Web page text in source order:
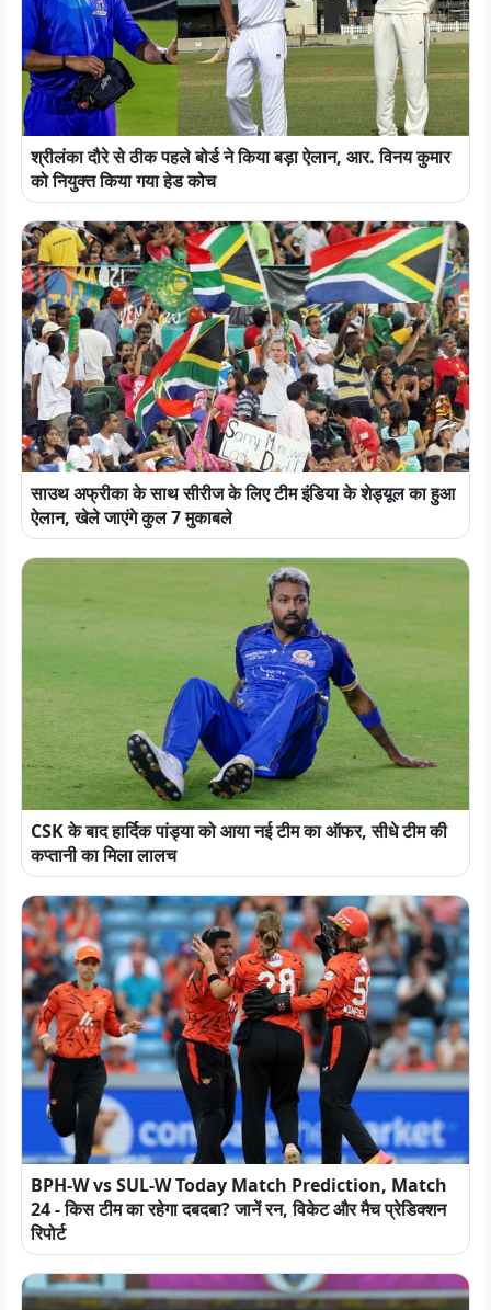
श्रीलंका दौरे से ठीक पहले बोर्ड ने किया बड़ा ऐलान, आर. विनय कुमार
को नियुक्त किया गया हेड कोच
साउथ अफ्रीका के साथ सीरीज के लिए टीम इंडिया के शेड्यूल का हुआ
ऐलान, खेले जाएंगे कुल 7 मुकाबले
CSK के बाद हार्दिक पांड्या को आया नई टीम का ऑफर, सीधे टीम की
कप्तानी का मिला लालच
BPH-W vs SUL-W Today Match Prediction, Match
24 - किस टीम का रहेगा दबदबा? जानें रन, विकेट और मैच प्रेडिक्शन
रिपोर्ट